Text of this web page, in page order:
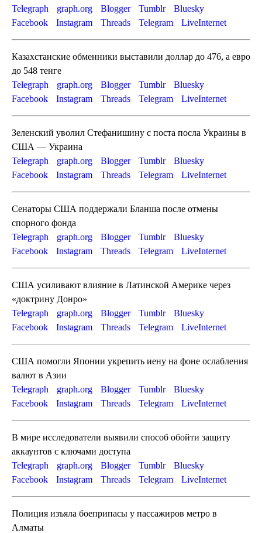
Telegraph
graph.org Blogger Tumblr
Bluesky
Facebook
Instagram Threads Telegram LiveInternet
Казахстанские обменники выставили доллар до 476, а евро
до 548 тенге
Telegraph
graph.org Blogger Tumblr
Bluesky
Facebook
Instagram Threads Telegram LiveInternet
Зеленский уволил Стефанишину с поста посла Украины в
США — Украина
Telegraph
graph.org Blogger Tumblr
Bluesky
Facebook
Instagram Threads Telegram LiveInternet
Сенаторы США поддержали Бланша после отмены
спорного фонда
Telegraph
graph.org Blogger Tumblr
Bluesky
Facebook
Instagram Threads Telegram LiveInternet
США усиливают влияние в Латинской Америке через
«доктрину Донро»
Telegraph
graph.org Blogger Tumblr
Bluesky
Facebook
Instagram Threads Telegram LiveInternet
США помогли Японии укрепить иену на фоне ослабления
валют в Азии
Telegraph
graph.org Blogger Tumblr
Bluesky
Facebook
Instagram Threads Telegram LiveInternet
В мире исследователи выявили способ обойти защиту
аккаунтов с ключами доступа
Telegraph
graph.org Blogger Tumblr
Bluesky
Facebook
Instagram Threads Telegram LiveInternet
Полиция изъяла боеприпасы у пассажиров метро в
Алматы